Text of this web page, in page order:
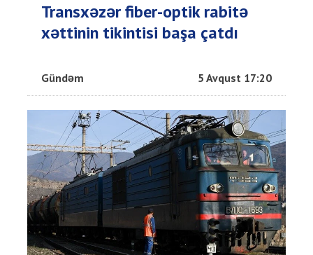
Transxəzər fiber-optik rabitə
xəttinin tikintisi başa çatdı
Gündəm 5 Avqust 17:20